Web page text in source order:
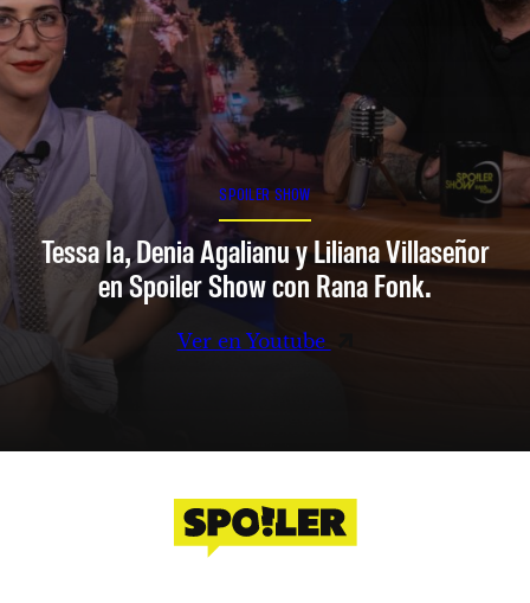
SPOILER SHOW
Tessa Ia, Denia Agalianu y Liliana Villaseñor
en Spoiler Show con Rana Fonk.
Ver en Youtube